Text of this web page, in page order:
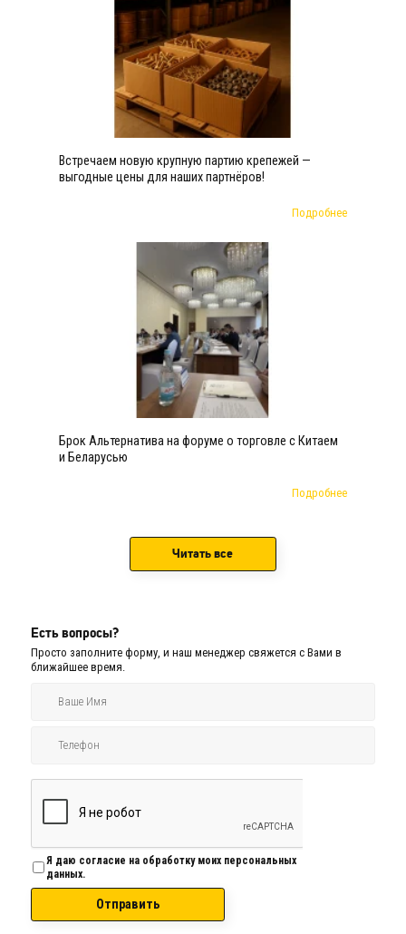
Встречаем новую крупную партию крепежей —
выгодные цены для наших партнёров!
Подробнее
Брок Альтернатива на форуме о торговле с Китаем
и Беларусью
Подробнее
Читать все
Есть вопросы?
Просто заполните форму, и наш менеджер свяжется с Вами в
ближайшее время.
Я даю согласие на обработку моих персональных
данных.
Отправить